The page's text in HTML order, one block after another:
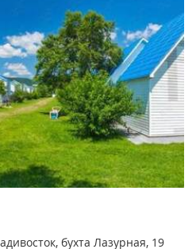
бухта Лазурная, 19